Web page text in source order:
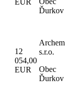
Ďurkov
12
054,00
EUR
Archem
s.r.o.
Obec
Ďurkov